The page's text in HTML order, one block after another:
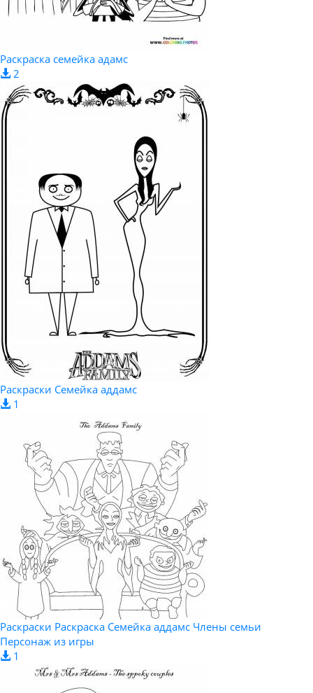
Раскраска семейка адамс
2
Раскраски Семейка аддамс
1
Раскраски Раскраска Семейка аддамс Члены семьи
Персонаж из игры
1